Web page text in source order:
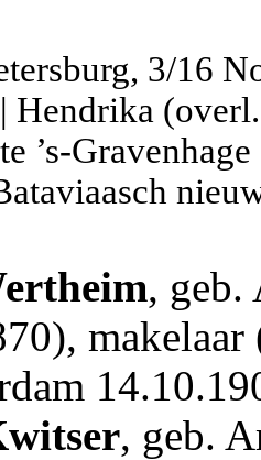
3/16
Hendrika
’s-
, geb.
, geb.